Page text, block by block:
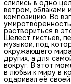
слились в одно
ветром, облаками
композицию. Во
раствориться в
Шелест листьев,
музыкой, под
окружающего
других, а для
вокруг. В этот
в любви к миру в
одаривал её